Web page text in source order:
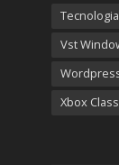
Tecnologia
Vst
Xbox